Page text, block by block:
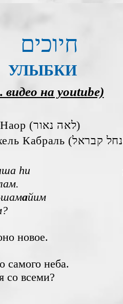
חיוכים
УЛЫБКИ
видео на youtube)
сл. Лэа Наор (לאה נאור)
hи
шамайим
новое.
самого неба.
со всеми?